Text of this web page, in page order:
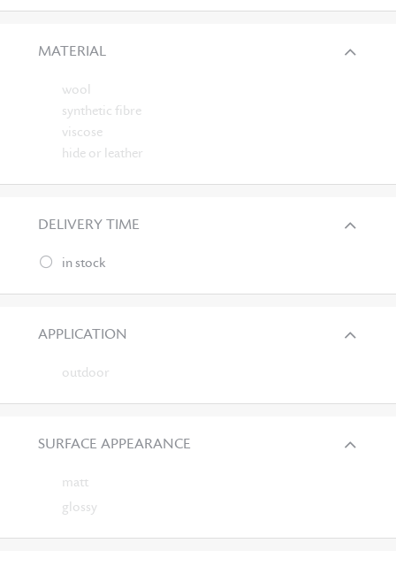
MATERIAL
wool
synthetic fibre
viscose
hide or leather
DELIVERY TIME
in stock
APPLICATION
outdoor
SURFACE APPEARANCE
matt
glossy